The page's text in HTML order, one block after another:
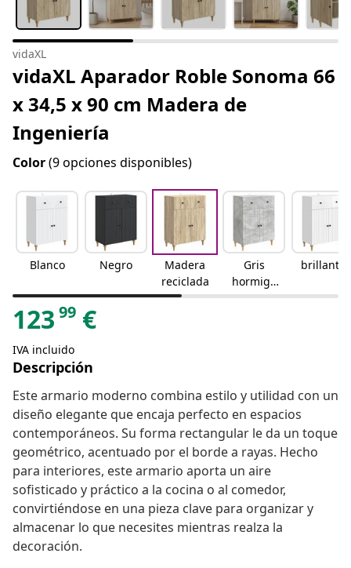
vidaXL
vidaXL Aparador Roble Sonoma 66
x 34,5 x 90 cm Madera de
Ingeniería
Color(9 opciones disponibles)
Blanco Negro
Madera
reciclada
Gris
hormigó
n
brillante
123 99 €
IVA incluido
Descripción
Este armario moderno combina estilo y utilidad con un
diseño elegante que encaja perfecto en espacios
contemporáneos. Su forma rectangular le da un toque
geométrico, acentuado por el borde a rayas. Hecho
para interiores, este armario aporta un aire
sofisticado y práctico a la cocina o al comedor,
convirtiéndose en una pieza clave para organizar y
almacenar lo que necesites mientras realza la
decoración.